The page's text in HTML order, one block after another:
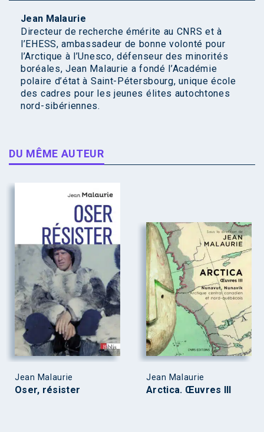
Jean Malaurie
Directeur de recherche émérite au CNRS et à
l’EHESS, ambassadeur de bonne volonté pour
l’Arctique à l’Unesco, défenseur des minorités
boréales, Jean Malaurie a fondé l’Académie
polaire d’état à Saint-Pétersbourg, unique école
des cadres pour les jeunes élites autochtones
nord-sibériennes.
DU MÊME AUTEUR
Jean Malaurie
Oser, résister
Jean Malaurie
Arctica. Œuvres III